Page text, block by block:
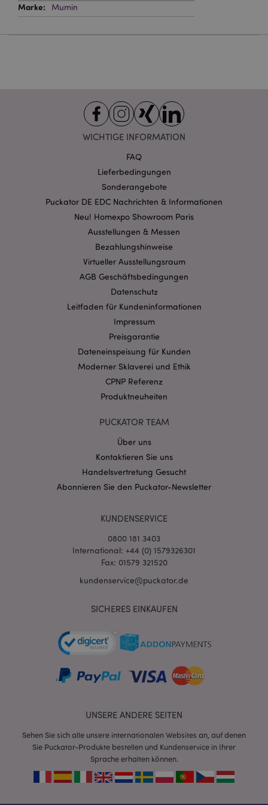
Mumin
WICHTIGE INFORMATION
FAQ
Lieferbedingungen
Sonderangebote
Puckator DE EDC Nachrichten & Informationen
Neu! Homexpo Showroom Paris
Ausstellungen & Messen
Bezahlungshinweise
Virtueller Ausstellungsraum
AGB Geschäftsbedingungen
Datenschutz
Leitfaden für Kundeninformationen
Impressum
Preisgarantie
Dateneinspeisung für Kunden
Moderner Sklaverei und Ethik
CPNP Referenz
Produktneuheiten
PUCKATOR TEAM
Über uns
Kontaktieren Sie uns
Handelsvertretung Gesucht
Abonnieren Sie den Puckator-Newsletter
KUNDENSERVICE
0800 181 3403
International: +44 (0) 1579326301
Fax: 01579 321520
kundenservice@puckator.de
SICHERES EINKAUFEN
UNSERE ANDERE SEITEN
Sehen Sie sich alle unsere internationalen Websites an, auf denen
Sie Puckator-Produkte bestellen und Kundenservice in Ihrer
Sprache erhalten können.
Provider
mage-cache-storage-section-
PHPSESSID
PHP.net
.www.puckator.de
mage-cache-sessid
Adobe Inc.
www.puckator.de
_GRECAPTCHA
Google LLC
www.google.com
recently_compared_product_previous
Adobe Inc.
www.puckator.de
section_data_ids
Adobe Inc.
Datenschutzbestimmungen von Google